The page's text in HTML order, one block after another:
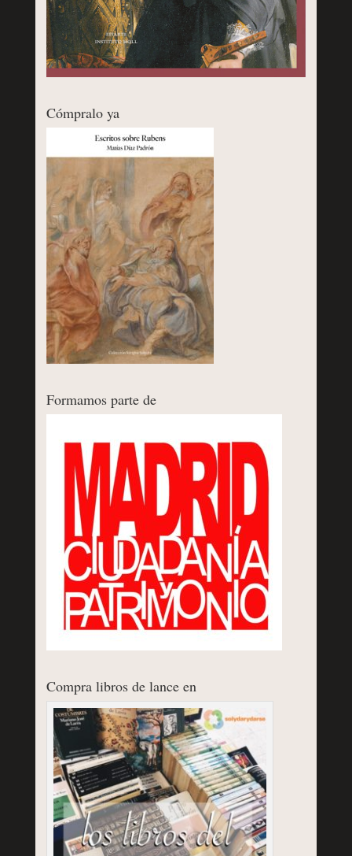
Cómpralo ya
Formamos parte de
Compra libros de lance en